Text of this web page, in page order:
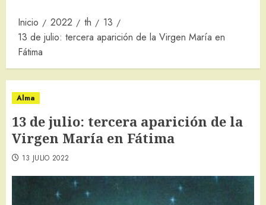
Inicio 2022 th
13
13 de julio: tercera aparición de la Virgen María en
Fátima
Alma
13 de julio: tercera aparición de la
Virgen María en Fátima
13 JULIO 2022